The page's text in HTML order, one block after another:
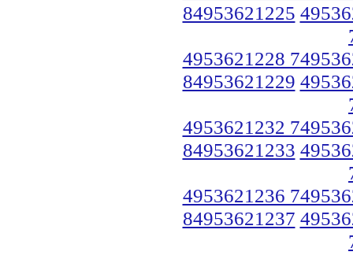
84953621225
4953621228
84953621229
4953621232
84953621233
4953621236
84953621237